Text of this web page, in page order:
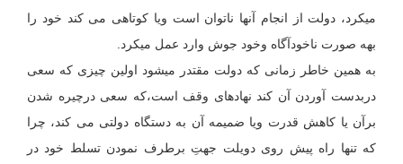
میکرد، دولت از انجام آنها ناتوان است ویا کوتاهی می کند خود را
بهه صورت ناخودآگاه وخود جوش وارد عمل میکرد.
به همین خاطر زمانی که دولت مقتدر میشود اولین چیزی که سعی
دربدست آوردن آن کند نهادهای وقف است،که سعی درچیره شدن
برآن یا کاهش قدرت ویا ضمیمه آن به دستگاه دولتی می کند، چرا
که تنها راه پیش روی دویلت جهتِ برطرف نمودن تسلط خود در